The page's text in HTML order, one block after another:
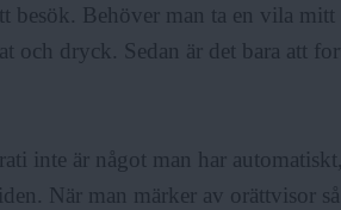
besök. Behöver man ta en vila
och dryck. Sedan är det bara att
inte är något man har
När man märker av orättvisor